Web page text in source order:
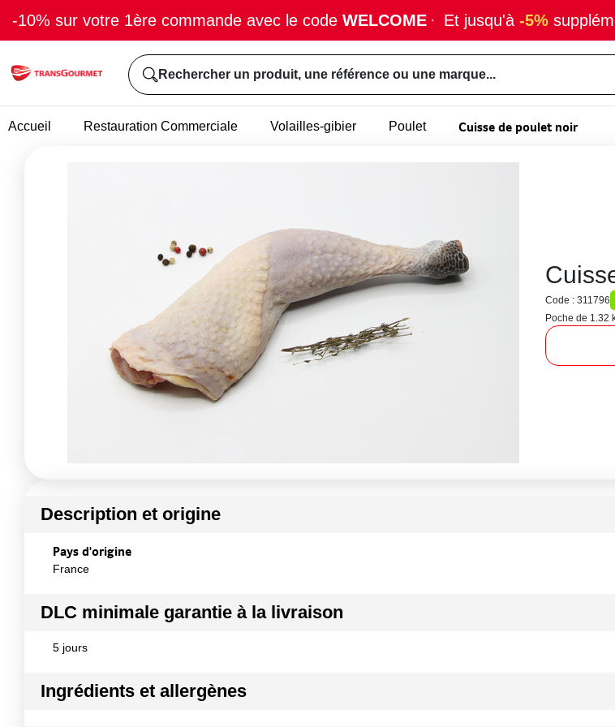
-10% sur votre 1ère commande avec le code WELCOME · Et jusqu'à -5%
Rechercher un produit, une référence ou une marque...
Accueil Restauration Commerciale Volailles-gibier Poulet Cuisse de poulet noir
Code : 311796
Poche de 1.32
Description et origine
Pays d'origine
France
DLC minimale garantie à la livraison
5 jours
Ingrédients et allergènes